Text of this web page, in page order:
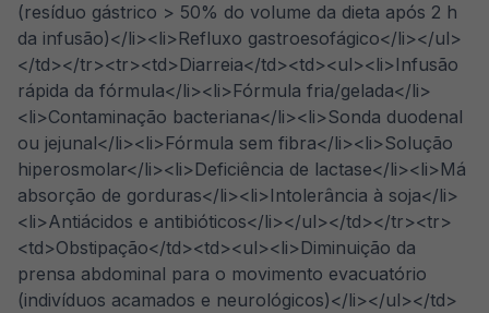
(resíduo gástrico > 50% do volume da dieta após 2 h
da infusão)</li><li>Refluxo gastroesofágico</li></ul>
</td></tr><tr><td>Diarreia</td><td><ul><li>Infusão
rápida da fórmula</li><li>Fórmula fria/gelada</li>
<li>Contaminação bacteriana</li><li>Sonda duodenal
ou jejunal</li><li>Fórmula sem fibra</li><li>Solução
hiperosmolar</li><li>Deficiência de lactase</li><li>Má
absorção de gorduras</li><li>Intolerância à soja</li>
<li>Antiácidos e antibióticos</li></ul></td></tr><tr>
<td>Obstipação</td><td><ul><li>Diminuição da
prensa abdominal para o movimento evacuatório
(indivíduos acamados e neurológicos)</li></ul></td>